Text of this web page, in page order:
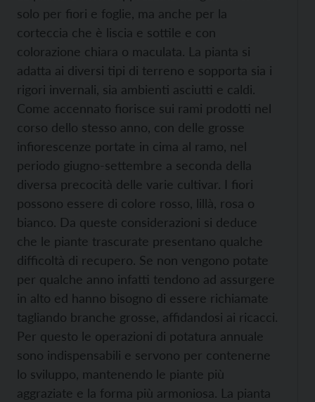
solo per fiori e foglie, ma anche per la
corteccia che è liscia e sottile e con
colorazione chiara o maculata. La pianta si
adatta ai diversi tipi di terreno e sopporta sia i
rigori invernali, sia ambienti asciutti e caldi.
Come accennato fiorisce sui rami prodotti nel
corso dello stesso anno, con delle grosse
infiorescenze portate in cima al ramo, nel
periodo giugno-settembre a seconda della
diversa precocità delle varie cultivar. I fiori
possono essere di colore rosso, lillà, rosa o
bianco. Da queste considerazioni si deduce
che le piante trascurate presentano qualche
difficoltà di recupero. Se non vengono potate
per qualche anno infatti tendono ad assurgere
in alto ed hanno bisogno di essere richiamate
tagliando branche grosse, affidandosi ai ricacci.
Per questo le operazioni di potatura annuale
sono indispensabili e servono per contenerne
lo sviluppo, mantenendo le piante più
aggraziate e la forma più armoniosa. La pianta